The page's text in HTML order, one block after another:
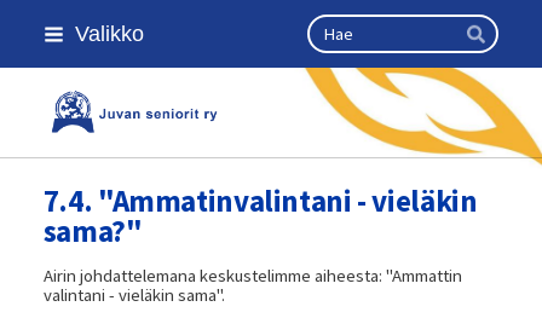
Siirry
sivun
Valikko Haku
Hae
Kansallinen senioriliitto
7.4. "Ammatinvalintani - vieläkin
sama?"
Airin johdattelemana keskustelimme aiheesta: "Ammattin
valintani - vieläkin sama".